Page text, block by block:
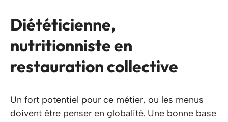
Diététicienne,
nutritionniste en
restauration collective
Un fort potentiel pour ce métier, ou les menus
doivent être penser en globalité. Une bonne base